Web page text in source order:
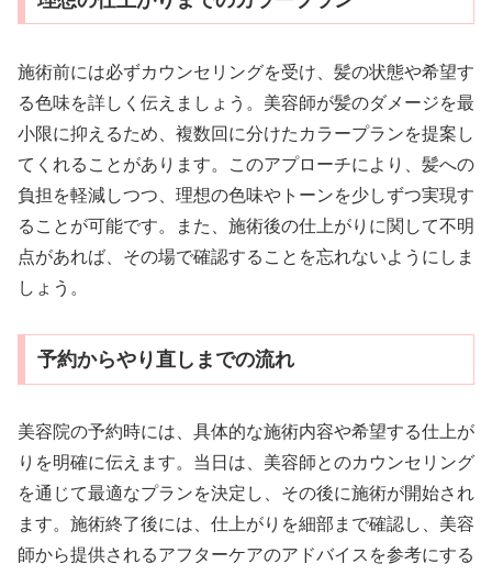
施術前には必ずカウンセリングを受け、髪の状態や希望す
る色味を詳しく伝えましょう。美容師が髪のダメージを最
小限に抑えるため、複数回に分けたカラープランを提案し
てくれることがあります。このアプローチにより、髪への
負担を軽減しつつ、理想の色味やトーンを少しずつ実現す
ることが可能です。また、施術後の仕上がりに関して不明
点があれば、その場で確認することを忘れないようにしま
しょう。
予約からやり直しまでの流れ
美容院の予約時には、具体的な施術内容や希望する仕上が
りを明確に伝えます。当日は、美容師とのカウンセリング
を通じて最適なプランを決定し、その後に施術が開始され
ます。施術終了後には、仕上がりを細部まで確認し、美容
師から提供されるアフターケアのアドバイスを参考にする